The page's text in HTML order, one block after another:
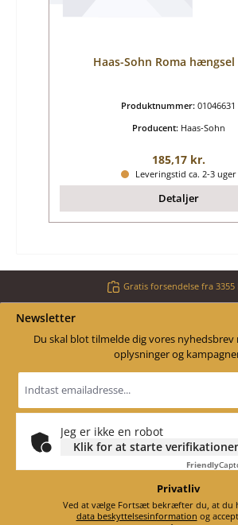
Haas-Sohn Roma hængsel
Produktnummer: 01046631
Producent: Haas-Sohn
Almindelig pris:
185,17 kr.
Leveringstid ca. 2-3 uger
Detaljer
Gratis forsendelse fra 3355
Newsletter
Du skal blot tilmelde dig vores
oplysninger og
Email
adresse
Jeg er ikke en robot
Klik for at starte
Friendly
Privatliv
data beskyttelsesinformation